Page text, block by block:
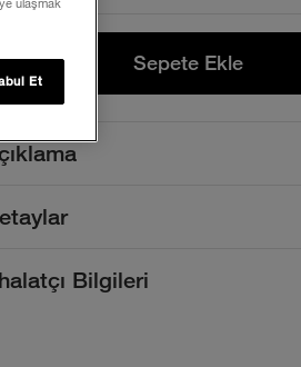
Sepete Ekle
Bilgileri
Et